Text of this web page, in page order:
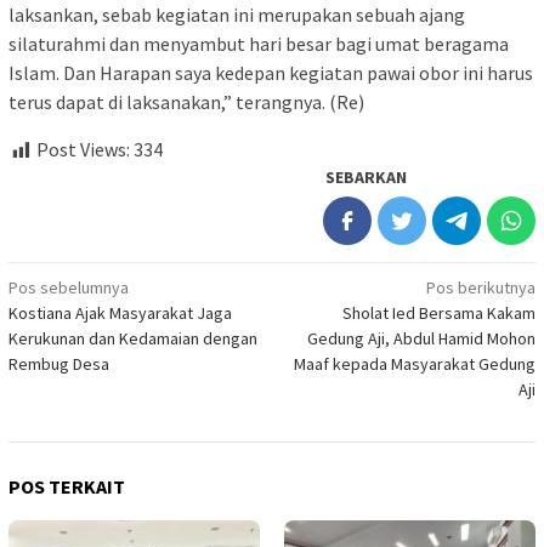
laksankan, sebab kegiatan ini merupakan sebuah ajang
silaturahmi dan menyambut hari besar bagi umat beragama
Islam. Dan Harapan saya kedepan kegiatan pawai obor ini harus
terus dapat di laksanakan,” terangnya. (Re)
Post Views: 334
SEBARKAN
Navigasi
pos
Pos sebelumnya
Kostiana Ajak Masyarakat Jaga
Kerukunan dan Kedamaian dengan
Rembug Desa
Pos berikutnya
Sholat Ied Bersama Kakam
Gedung Aji, Abdul Hamid Mohon
Maaf kepada Masyarakat Gedung
Aji
POS TERKAIT